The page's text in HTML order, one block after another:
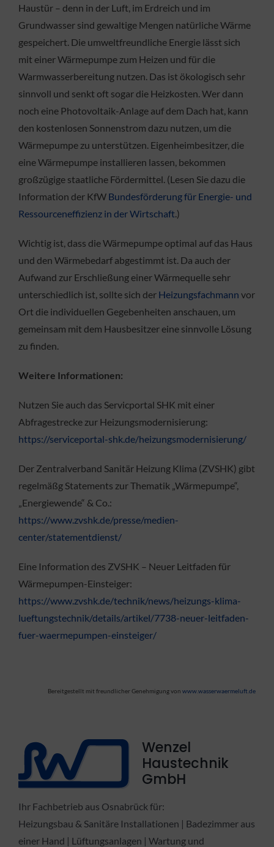
Haustür – denn in der Luft, im Erdreich und im
Grundwasser sind gewaltige Mengen natürliche Wärme
gespeichert. Die umweltfreundliche Energie lässt sich
mit einer Wärmepumpe zum Heizen und für die
Warmwasserbereitung nutzen. Das ist ökologisch sehr
sinnvoll und senkt oft sogar die Heizkosten. Wer dann
noch eine Photovoltaik-Anlage auf dem Dach hat, kann
den kostenlosen Sonnenstrom dazu nutzen, um die
Wärmepumpe zu unterstützen. Eigenheimbesitzer, die
eine Wärmepumpe installieren lassen, bekommen
großzügige staatliche Fördermittel. (Lesen Sie dazu die
Information der KfW Bundesförderung für Energie- und
Ressourceneffizienz in der Wirtschaft.)
Wichtig ist, dass die Wärmepumpe optimal auf das Haus
und den Wärmebedarf abgestimmt ist. Da auch der
Aufwand zur Erschließung einer Wärmequelle sehr
unterschiedlich ist, sollte sich der Heizungsfachmann vor
Ort die individuellen Gegebenheiten anschauen, um
gemeinsam mit dem Hausbesitzer eine sinnvolle Lösung
zu finden.
Weitere Informationen:
Nutzen Sie auch das Servicportal SHK mit einer
Abfragestrecke zur Heizungsmodernisierung:
https://serviceportal-shk.de/heizungsmodernisierung/
Der Zentralverband Sanitär Heizung Klima (ZVSHK) gibt
regelmäßg Statements zur Thematik „Wärmepumpe“,
„Energiewende“ & Co.:
https://www.zvshk.de/presse/medien-
center/statementdienst/
Eine Information des ZVSHK – Neuer Leitfaden für
Wärmepumpen-Einsteiger:
https://www.zvshk.de/technik/news/heizungs-klima-
lueftungstechnik/details/artikel/7738-neuer-leitfaden-
fuer-waermepumpen-einsteiger/
Bereitgestellt mit freundlicher Genehmigung vonwww.wasserwaermeluft.de
Wenzel
Haustechnik
GmbH
Ihr Fachbetrieb aus Osnabrück für:
Heizungsbau & Sanitäre Installationen | Badezimmer aus
einer Hand | Lüftungsanlagen | Wartung und